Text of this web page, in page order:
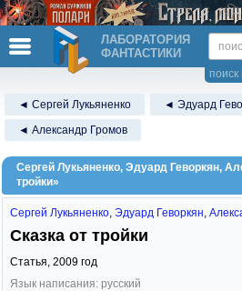
ЛАБОРАТОРИЯ
ФАНТАСТИКИ
◄ Сергей Лукьяненко
◄ Эдуард
◄ Александр Громов
Сергей Лукьяненко, Эдуард Геворкян,
тройки»
Сергей Лукьяненко, Эдуард Геворкян,
Сказка от тройки
Статья, 2009 год
Язык написания: русский